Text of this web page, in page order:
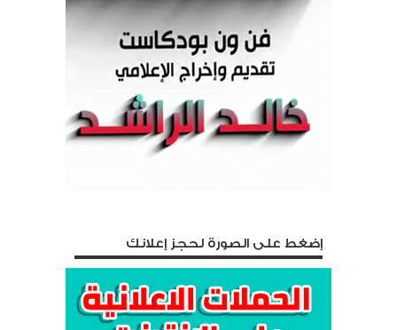
إضغط على الصورة لحجز إعلانك